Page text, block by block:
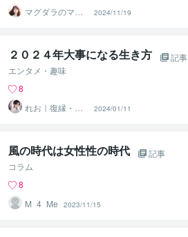
マグダラのマリ
ア✝️
2024/11/19
２０２４年大事になる生き方
記事
エンタメ・趣味
8
れお｜復縁・恋
愛霊視の案内人
2024/01/11
風の時代は女性性の時代
記事
コラム
8
M_4_Me
2023/11/15